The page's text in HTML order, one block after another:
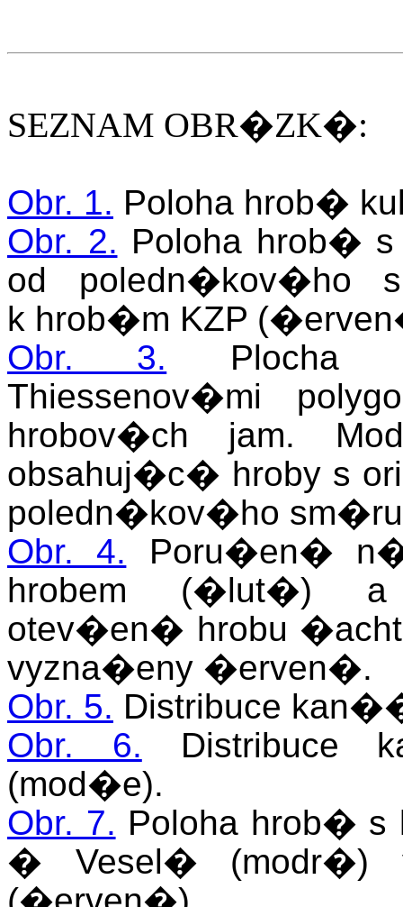
SEZNAM OBR�ZK�:
Obr. 1. Poloha hrob�
Obr. 2. Poloha hrob�
od poledn�kov�ho
k hrob�m KZP
Obr. 3. Plocha
Thiessenov�mi
hrobov�ch jam.
obsahuj�c� hroby s
poledn�kov�ho
Obr. 4. Poru�en�
hrobem (�lut�) a
otev�en� hrobu
vyzna�eny �erven�.
Obr. 5. Distribuce
Obr. 6. Distribuce
(mod�e).
Obr. 7. Poloha hrob� s
� Vesel� (modr�)